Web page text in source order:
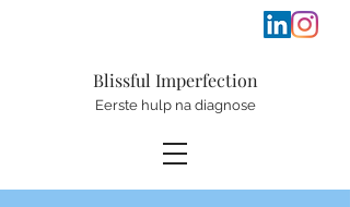
Blissful Imperfection
Eerste hulp na diagnose